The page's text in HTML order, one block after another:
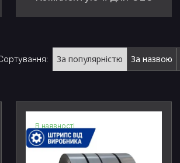
За популярністю За назвою
В наявності